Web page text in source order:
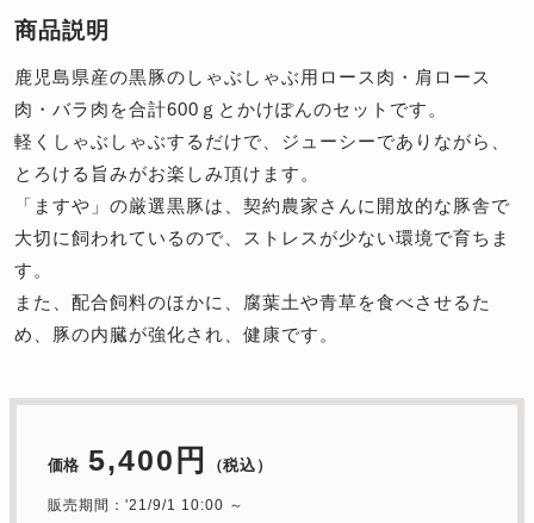
商品説明
鹿児島県産の黒豚のしゃぶしゃぶ用ロース肉・肩ロース
肉・バラ肉を合計600ｇとかけぽんのセットです。
軽くしゃぶしゃぶするだけで、ジューシーでありながら、
とろける旨みがお楽しみ頂けます。
「ますや」の厳選黒豚は、契約農家さんに開放的な豚舎で
大切に飼われているので、ストレスが少ない環境で育ちま
す。
また、配合飼料のほかに、腐葉土や青草を食べさせるた
め、豚の内臓が強化され、健康です。
価格 5,400円 （税込）
販売期間：'21/9/1 10:00 ～